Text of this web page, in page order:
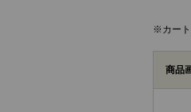
※カート
商品